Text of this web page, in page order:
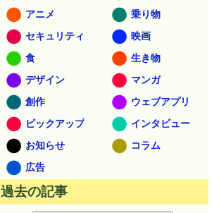
アニメ
乗り物
セキュリティ
映画
食
生き物
デザイン
マンガ
創作
ウェブアプリ
ピックアップ
インタビュー
お知らせ
コラム
広告
過去の記事